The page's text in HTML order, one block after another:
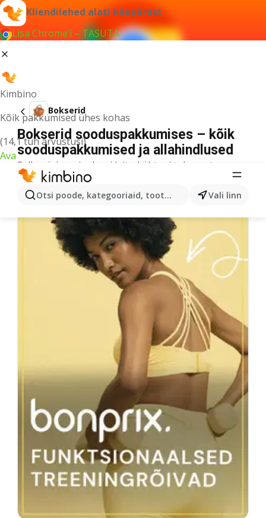
Kliendilehed alati käepärast
Lisa Chrome’i – TASUTA
Kimbino
Kõik pakkumised ühes kohas
(14,1 tuh arvustusi)
Ava
Otsi poode, kategooriaid, tooteid... Vali linn
Bokserid
Bokserid sooduspakkumises – kõik
sooduspakkumised ja allahindlused
Selle päringu jaoks ei leitud ühtegi tulemust.
Veel kliendilehti kategooriast